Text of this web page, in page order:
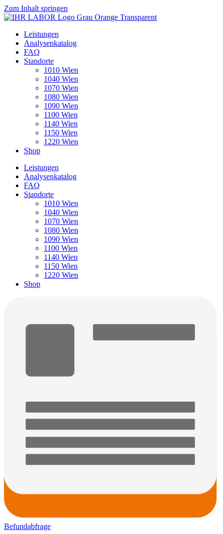
Zum Inhalt springen
Leistungen
Analysenkatalog
FAQ
Standorte
1010 Wien
1040 Wien
1070 Wien
1080 Wien
1090 Wien
1100 Wien
1140 Wien
1150 Wien
1220 Wien
Shop
Leistungen
Analysenkatalog
FAQ
Standorte
1010 Wien
1040 Wien
1070 Wien
1080 Wien
1090 Wien
1100 Wien
1140 Wien
1150 Wien
1220 Wien
Shop
Befundabfrage